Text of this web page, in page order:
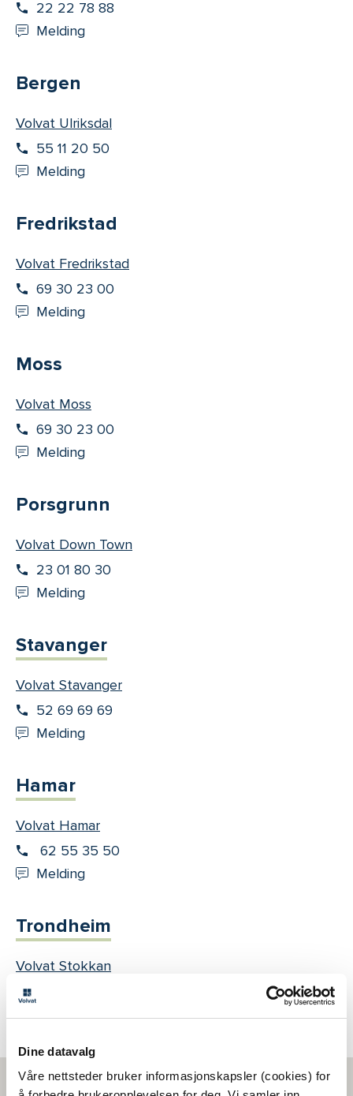
Dine datavalg
Våre nettsteder bruker informasjonskapsler (cookies) for
22 22 78 88
Melding
Bergen
Volvat Ulriksdal
55 11 20 50
Melding
Fredrikstad
Volvat Fredrikstad
69 30 23 00
Melding
Moss
Volvat Moss
69 30 23 00
Melding
Porsgrunn
Volvat Down Town
23 01 80 30
Melding
Stavanger
Volvat Stavanger
52 69 69 69
Melding
Hamar
Volvat Hamar
62 55 35 50
Melding
Trondheim
Volvat Stokkan
Melding